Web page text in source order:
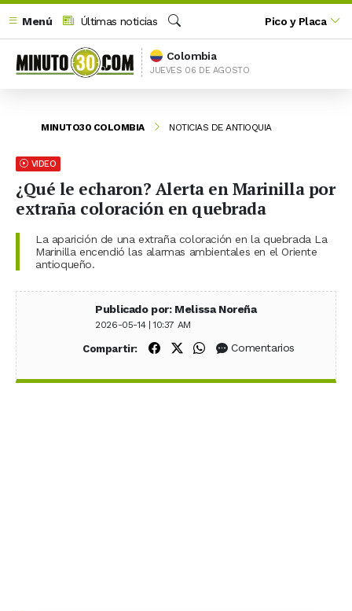
Menú
Últimas noticias
Buscar
Pico y Placa
Colombia
JUEVES 06 DE AGOSTO
MINUTO30 COLOMBIA NOTICIAS DE ANTIOQUIA
VIDEO
¿Qué le echaron? Alerta en Marinilla por
extraña coloración en quebrada
La aparición de una extraña coloración en la quebrada La
Marinilla encendió las alarmas ambientales en el Oriente
antioqueño.
Publicado por: Melissa Noreña
2026-05-14 | 10:37 AM
Compartir: Compartir en Facebook
Compartir en X (Twitter)
Compartir en WhatsApp
Comentarios